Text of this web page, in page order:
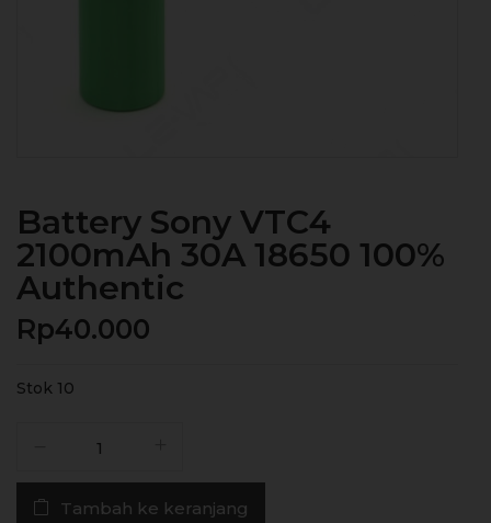
Battery Sony VTC4
2100mAh 30A 18650 100%
Authentic
Rp40.000
Stok 10
Sony
VTC4
Tambah ke keranjang